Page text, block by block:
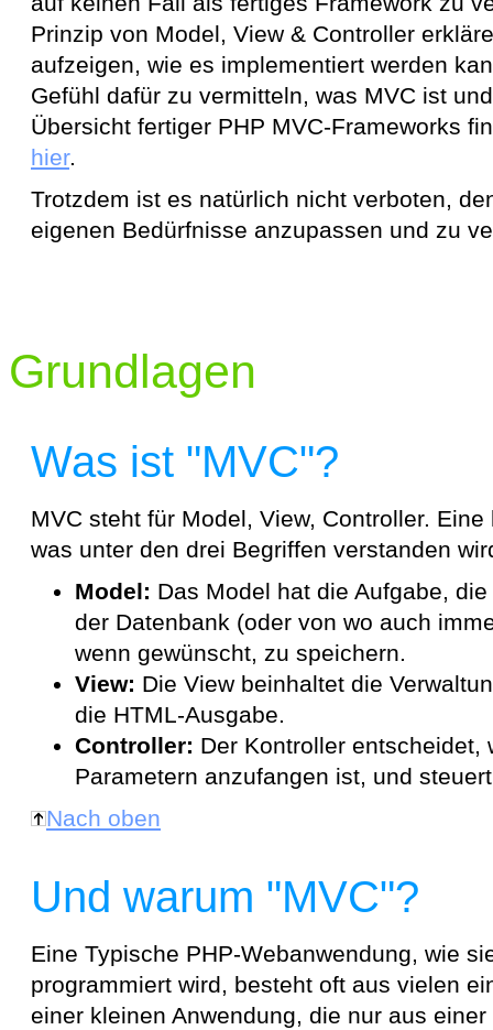
Prinzip von Model, View & Controller
aufzeigen, wie es implementiert werden
Gefühl dafür zu vermitteln, was MVC ist
Übersicht fertiger PHP MVC-Frameworks
hier.
Trotzdem ist es natürlich nicht verboten,
eigenen Bedürfnisse anzupassen und zu
Grundlagen
Was ist "MVC"?
MVC steht für Model, View, Controller.
was unter den drei Begriffen verstanden
Model: Das Model hat die Aufgabe,
der Datenbank (oder von wo auch
wenn gewünscht, zu speichern.
View: Die View beinhaltet die
die HTML-Ausgabe.
Controller: Der Kontroller entscheidet,
Parametern anzufangen ist, und
Nach oben
Und warum "MVC"?
Eine Typische PHP-Webanwendung, wie
programmiert wird, besteht oft aus vielen
einer kleinen Anwendung, die nur aus